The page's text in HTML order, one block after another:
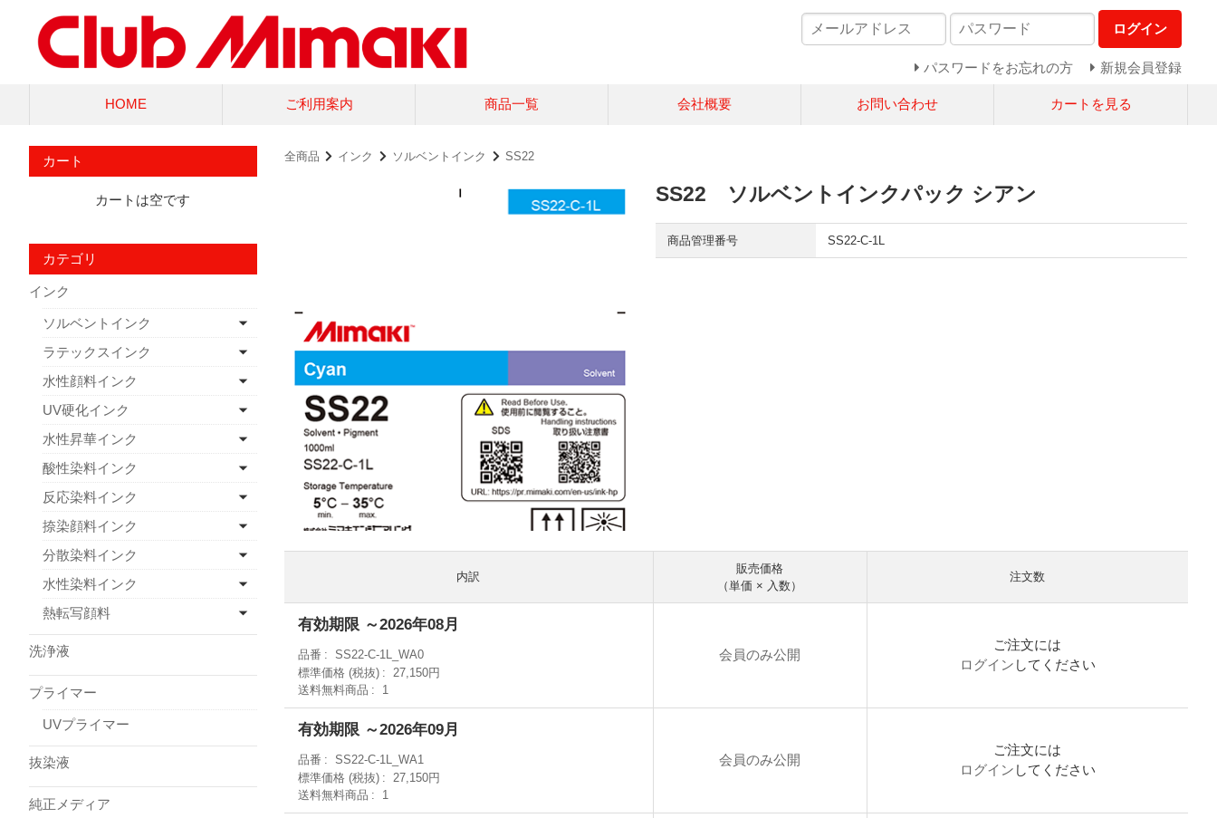
ログイン
パスワードをお忘れの方 新規会員登録
HOME ご利用案内 商品一覧 会社概要 お問い合わせ カートを見る
全商品 インク ソルベントインク SS22
SS22 ソルベントインクパック シアン
商品管理番号 SS22-C-1L
内訳
販売価格
（単価 × 入数）
注文数
有効期限 ～2026年08月
品番
SS22-C-1L_WA0
標準価格 (税抜)
27,150円
送料無料商品
1
会員のみ公開
ご注文には
ログイン してください
有効期限 ～2026年09月
品番
SS22-C-1L_WA1
標準価格 (税抜)
27,150円
送料無料商品
1
会員のみ公開
ご注文には
ログイン してください
カート
カートは空です
カテゴリ
インク
ソルベントインク
ラテックスインク
水性顔料インク
UV硬化インク
水性昇華インク
酸性染料インク
反応染料インク
捺染顔料インク
分散染料インク
水性染料インク
熱転写顔料
洗浄液
プライマー
UVプライマー
抜染液
純正メディア